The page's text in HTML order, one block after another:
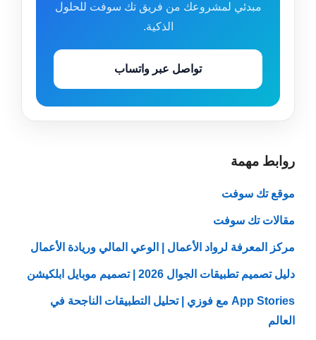
مبدئي لمشروعك من فريق تك سوفت للحلول
الذكية.
تواصل عبر واتساب
روابط مهمة
موقع تك سوفت
مقالات تك سوفت
مركز المعرفة لرواد الأعمال | الوعي المالي وريادة الأعمال
دليل تصميم تطبيقات الجوال 2026 | تصميم موبايل ابلكيشن
App Stories مع فوزي | تحليل التطبيقات الناجحة في
العالم